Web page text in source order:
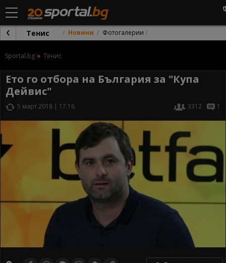
Тенис Новини Фотогалерии
Sportal.bg Тенис
Ето го отбора на България за "Купа
Дейвис"
5 март 2018 | 17:16 3312 1